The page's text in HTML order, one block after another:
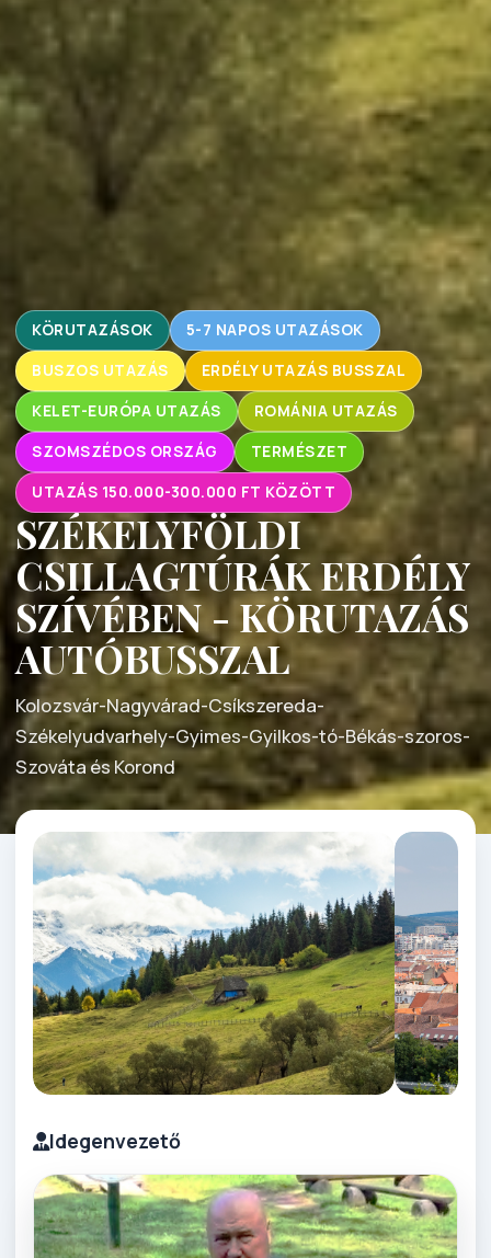
KÖRUTAZÁSOK 5-7 NAPOS UTAZÁSOK
BUSZOS UTAZÁS ERDÉLY UTAZÁS BUSSZAL
KELET-EURÓPA UTAZÁS ROMÁNIA UTAZÁS
SZOMSZÉDOS ORSZÁG TERMÉSZET
UTAZÁS 150.000-300.000 FT KÖZÖTT
SZÉKELYFÖLDI
CSILLAGTÚRÁK ERDÉLY
SZÍVÉBEN - KÖRUTAZÁS
AUTÓBUSSZAL
Kolozsvár-Nagyvárad-Csíkszereda-
Székelyudvarhely-Gyimes-Gyilkos-tó-Békás-szoros-
Szováta és Korond
Idegenvezető